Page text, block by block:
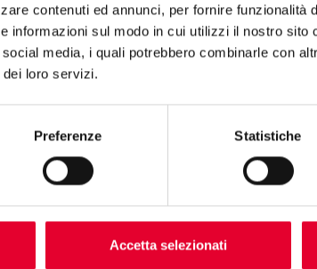
contenuti ed annunci, per fornire funzionalità
informazioni sul modo in cui utilizzi il nostro sito
media, i quali potrebbero combinarle con
loro servizi.
Preferenze Statistiche
Accetta selezionati